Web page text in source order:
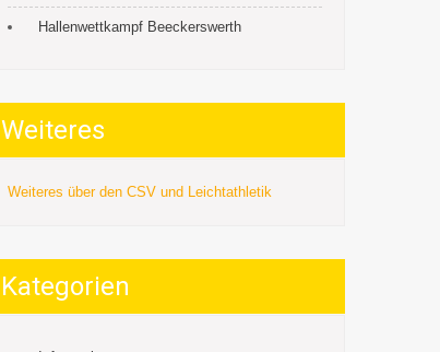
Hallenwettkampf Beeckerswerth
Weiteres
Weiteres über den CSV und Leichtathletik
Kategorien